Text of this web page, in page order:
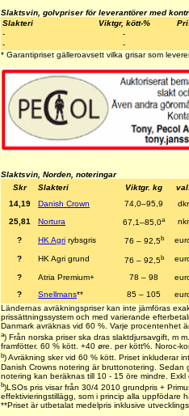
Slaktsvin, golvpriser för leverantörer med
Slakteri
Viktgr, kött-%
-
-
-
-
* Garantipriset gälleroavsett vilka grisar som
Slaktsvin, Norden, noteringar
Skr
Slakteri Viktgr. kg
14,19
Danish Crown 74,0–95,9
dkr
25,81
Nortura 67,1–85,0a nkr
? HK Agri rybsgris 76 – 92,5b
? HK Agri grund 76 – 92,5b
? Atria Premium+ 78 – 98
?
Snellmans** 85 – 105
Ländernas avräkningspriser kan inte jämföras
prissättningssystem och med varierande
Danmark avräknas vid 60 %. Varje procentenhet
a) Från norska priser ska dras slaktdjursavgift, m
framfötter. 60 % kött. +40 øre. per kött%. Noroc-
b) Avräkning sker vid 60 % kött. Priset inkluderar
Danish Crowns notering är bruttonotering. Sedan
notering kan beräknas till 10 - 15 öre mindre. Exkl
b)LSOs pris visar från 30/4 2010 grundpris +
effektivieringstillägg, som i princip alla uppfödare
**Priset är utbetalat medelpris inklusive